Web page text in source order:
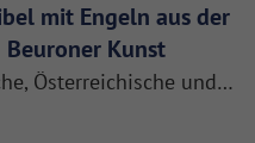
mit Engeln aus der
Beuroner Kunst
Österreichische und…